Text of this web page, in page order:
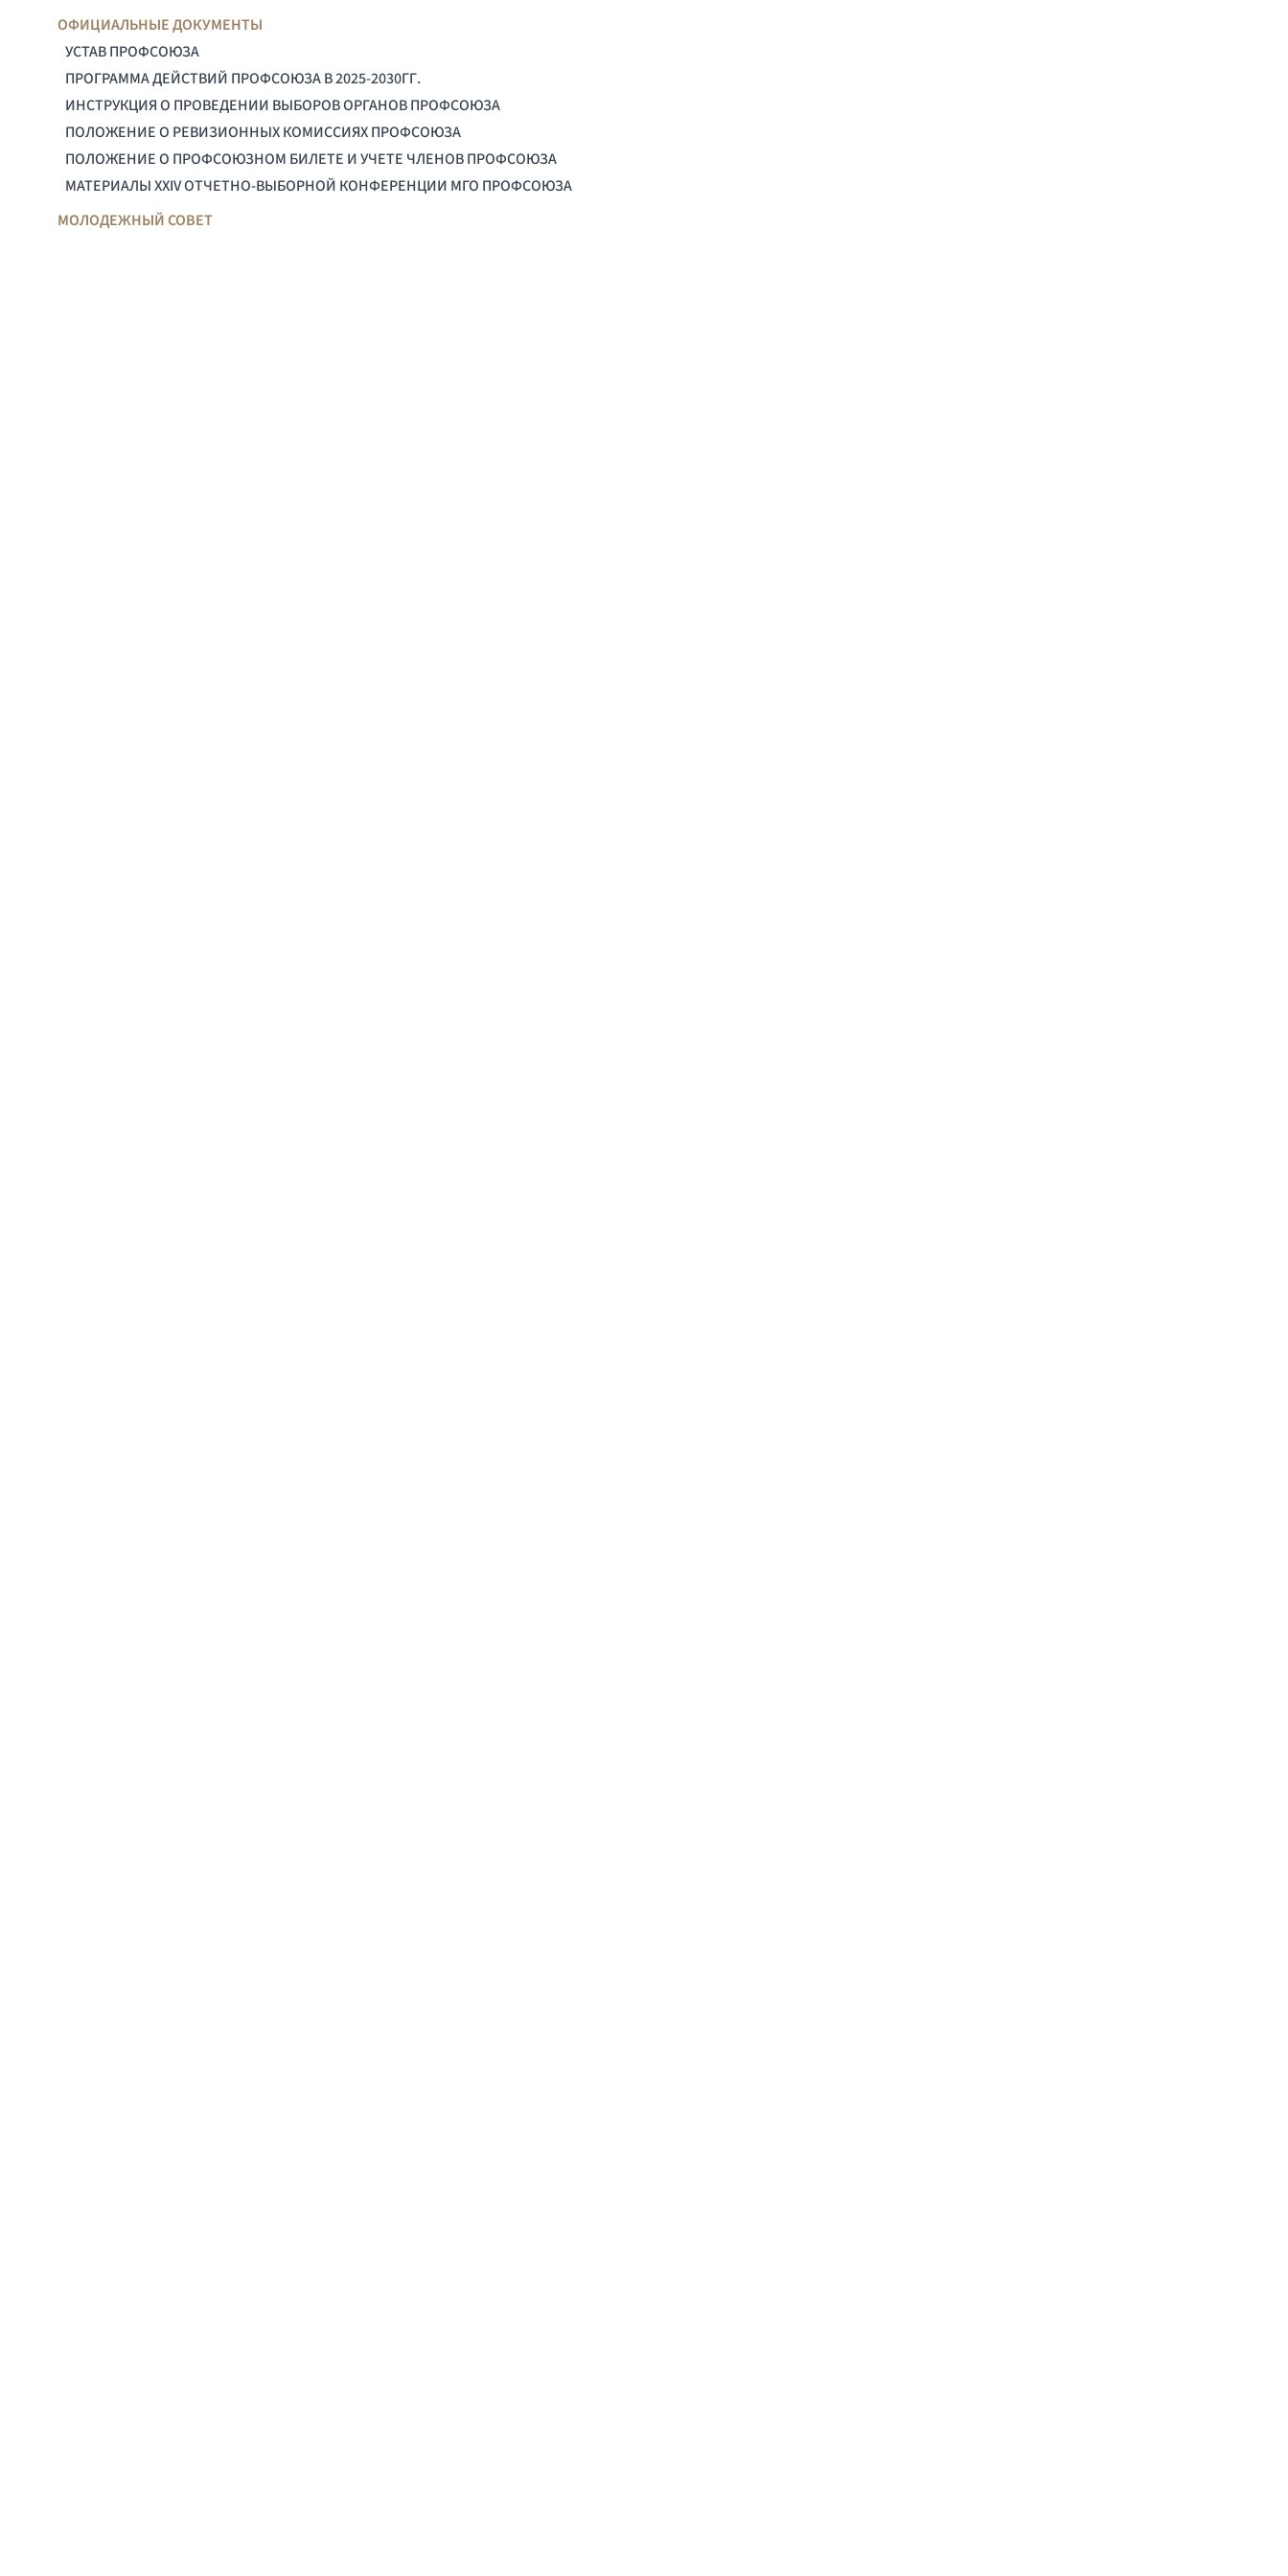
ОФИЦИАЛЬНЫЕ ДОКУМЕНТЫ
УСТАВ ПРОФСОЮЗА
ПРОГРАММА ДЕЙСТВИЙ ПРОФСОЮЗА В 2025-2030ГГ.
ИНСТРУКЦИЯ О ПРОВЕДЕНИИ ВЫБОРОВ ОРГАНОВ ПРОФСОЮЗА
ПОЛОЖЕНИЕ О РЕВИЗИОННЫХ КОМИССИЯХ ПРОФСОЮЗА
ПОЛОЖЕНИЕ О ПРОФСОЮЗНОМ БИЛЕТЕ И УЧЕТЕ ЧЛЕНОВ ПРОФСОЮЗА
МАТЕРИАЛЫ XXIV ОТЧЕТНО-ВЫБОРНОЙ КОНФЕРЕНЦИИ МГО ПРОФСОЮЗА
МОЛОДЕЖНЫЙ СОВЕТ